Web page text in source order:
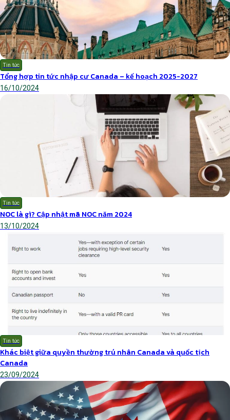
Tin tức
Tổng hợp tin tức nhập cư Canada – kế hoạch 2025-2027
16/10/2024
Tin tức
NOC là gì? Cập nhật mã NOC năm 2024
13/10/2024
Tin tức
Khác biệt giữa quyền thường trú nhân Canada và quốc tịch
Canada
23/09/2024